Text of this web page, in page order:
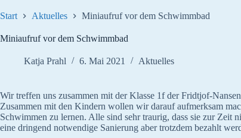
Start Aktuelles Miniaufruf vor dem Schwimmbad
Miniaufruf vor dem Schwimmbad
Katja Prahl 6. Mai 2021 Aktuelles
Wir treffen uns zusammen mit der Klasse 1f der Fridtjof-
Zusammen mit den Kindern wollen wir darauf aufmerksam
Schwimmen zu lernen. Alle sind sehr traurig, dass sie zur Zeit
eine dringend notwendige Sanierung aber trotzdem bezahlt